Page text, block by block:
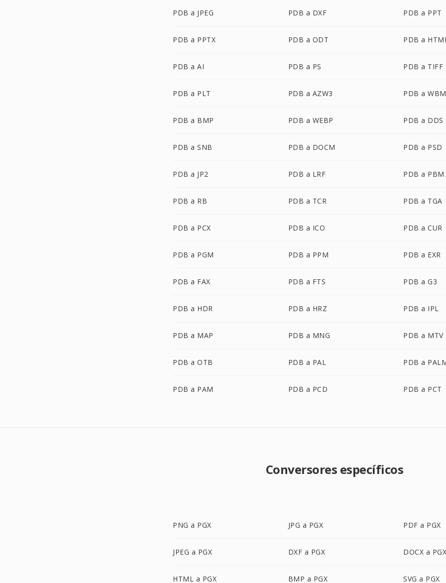
PDB a JPEG PDB a DXF PDB a PPT
PDB a PPTX PDB a ODT PDB a
PDB a AI PDB a PS PDB a TIFF
PDB a PLT PDB a AZW3 PDB a
PDB a BMP PDB a WEBP PDB a DDS
PDB a SNB PDB a DOCM PDB a PSD
PDB a JP2 PDB a LRF PDB a PBM
PDB a RB PDB a TCR PDB a TGA
PDB a PCX PDB a ICO PDB a CUR
PDB a PGM PDB a PPM PDB a EXR
PDB a FAX PDB a FTS PDB a G3
PDB a HDR PDB a HRZ PDB a IPL
PDB a MAP PDB a MNG PDB a MTV
PDB a OTB PDB a PAL PDB a
PDB a PAM PDB a PCD PDB a PCT
Conversores específicos
PNG a PGX JPG a PGX PDF a PGX
JPEG a PGX DXF a PGX DOCX a
HTML a PGX BMP a PGX SVG a PGX